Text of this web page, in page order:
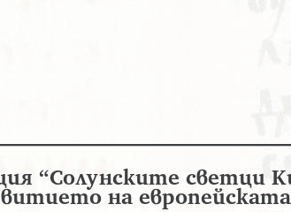
“Солунските светци
на европейската